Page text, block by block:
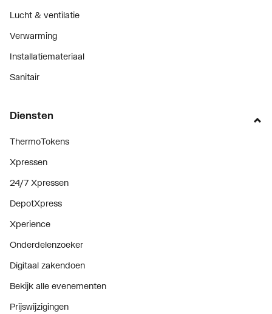
Lucht & ventilatie
Verwarming
Installatiemateriaal
Sanitair
Diensten
ThermoTokens
Xpressen
24/7 Xpressen
DepotXpress
Xperience
Onderdelenzoeker
Digitaal zakendoen
Bekijk alle evenementen
Prijswijzigingen